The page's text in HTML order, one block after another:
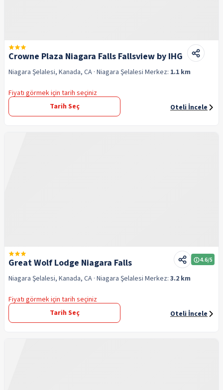
Crowne Plaza Niagara Falls Fallsview by IHG
Niagara Şelalesi, Kanada, CA · Niagara Şelalesi Merkez: 1.1 km
Fiyatı görmek için tarih seçiniz
Tarih Seç
Oteli İncele
Great Wolf Lodge Niagara Falls 4.6/5
Niagara Şelalesi, Kanada, CA · Niagara Şelalesi Merkez: 3.2 km
Fiyatı görmek için tarih seçiniz
Tarih Seç
Oteli İncele